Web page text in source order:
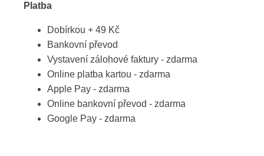
Platba
Dobírkou + 49 Kč
Bankovní převod
Vystavení zálohové faktury - zdarma
Online platba kartou - zdarma
Apple Pay - zdarma
Online bankovní převod - zdarma
Google Pay - zdarma